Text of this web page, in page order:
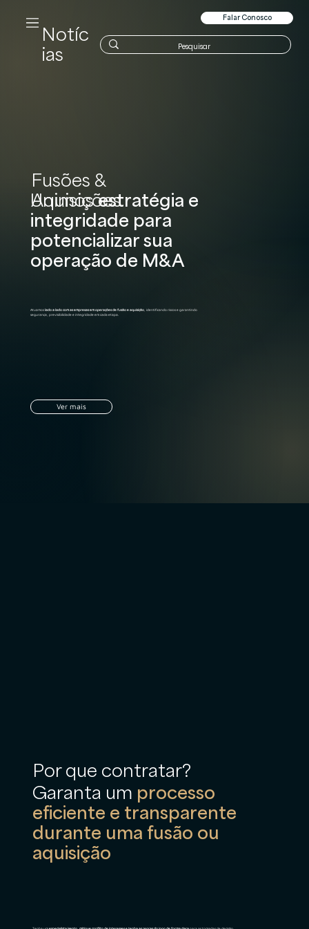
Notíc
ias
Falar Conosco
Unimosestratégia e
integridade para
potencializar sua
operação de M&A
Ver mais
Atuamoslado a lado com as empresas em operações de fusão e aquisição, identificando riscos e garantindo
segurança, previsibilidade e integridade em cada etapa.
Fusões &
Aquisições
Garanta um processo
eficiente e transparente
durante uma fusão ou
aquisição
Por que contratar?